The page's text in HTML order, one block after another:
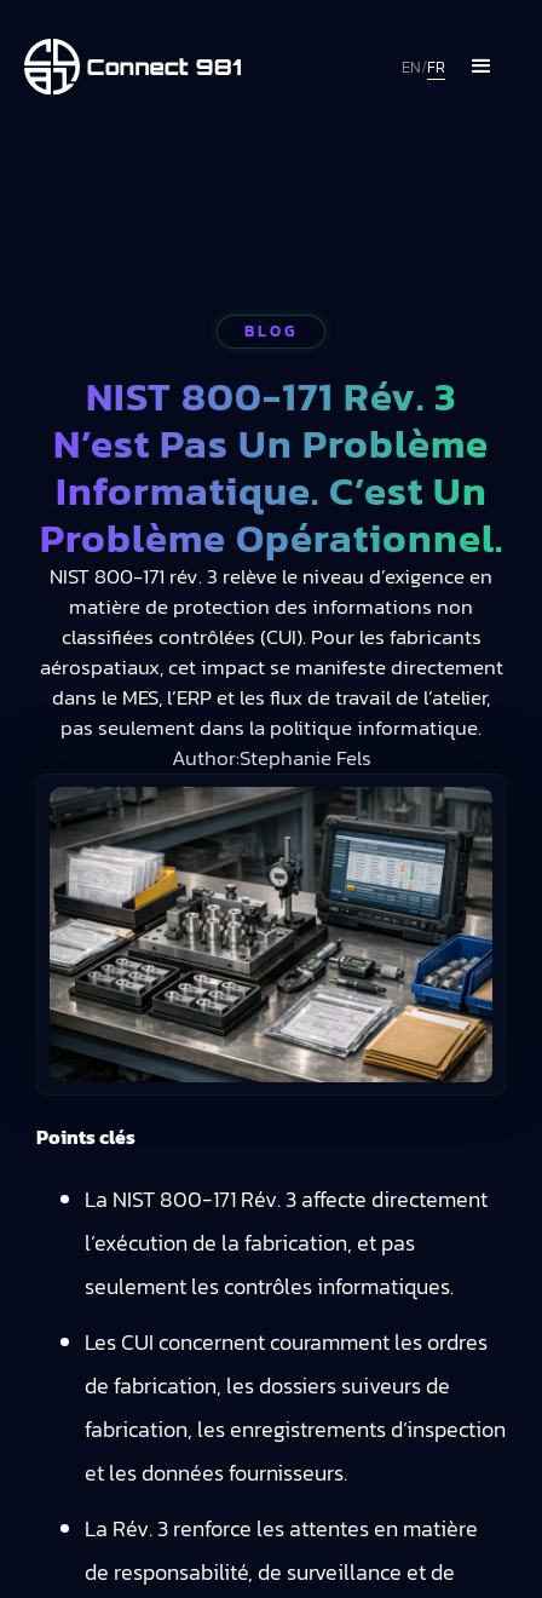
EN/FR
BLOG
NIST 800-171 Rév. 3
N’est Pas Un Problème
Informatique. C’est Un
Problème Opérationnel.
NIST 800-171 rév. 3 relève le niveau d’exigence en
matière de protection des informations non
classifiées contrôlées (CUI). Pour les fabricants
aérospatiaux, cet impact se manifeste directement
dans le MES, l’ERP et les flux de travail de l’atelier,
pas seulement dans la politique informatique.
Author:Stephanie Fels
Points clés
La NIST 800-171 Rév. 3 affecte directement
l’exécution de la fabrication, et pas
seulement les contrôles informatiques.
Les CUI concernent couramment les ordres
de fabrication, les dossiers suiveurs de
fabrication, les enregistrements d’inspection
et les données fournisseurs.
La Rév. 3 renforce les attentes en matière
de responsabilité, de surveillance et de